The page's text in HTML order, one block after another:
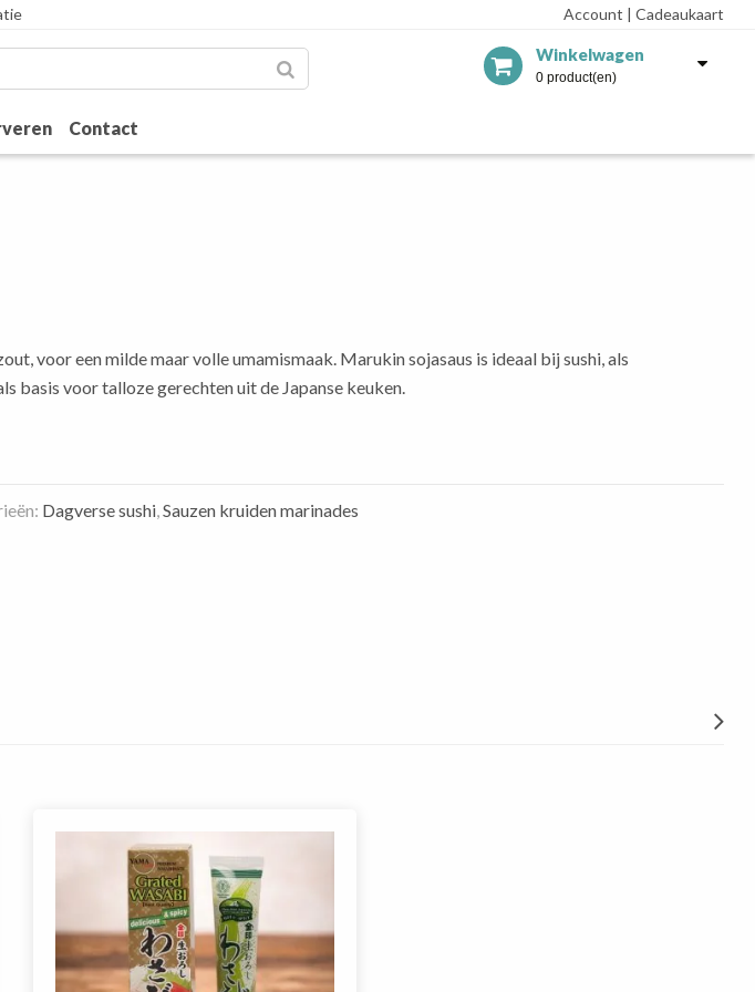
Account | Cadeaukaart
Winkelwagen
0 product(en)
Contact
voor een milde maar volle umamismaak. Marukin sojasaus is ideaal bij sushi, als
basis voor talloze gerechten uit de Japanse keuken.
Dagverse sushi,Sauzen kruiden marinades